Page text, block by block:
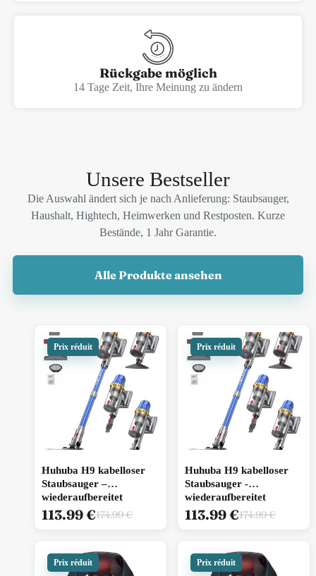
Rückgabe möglich
14 Tage Zeit, Ihre Meinung zu ändern
Unsere Bestseller
Die Auswahl ändert sich je nach Anlieferung: Staubsauger,
Haushalt, Hightech, Heimwerken und Restposten. Kurze
Bestände, 1 Jahr Garantie.
Alle Produkte ansehen
Huhuba H9 kabelloser
Staubsauger –
wiederaufbereitet
174.99€
113.99€
Huhuba H9 kabelloser
Staubsauger -
wiederaufbereitet
174.99€
113.99€